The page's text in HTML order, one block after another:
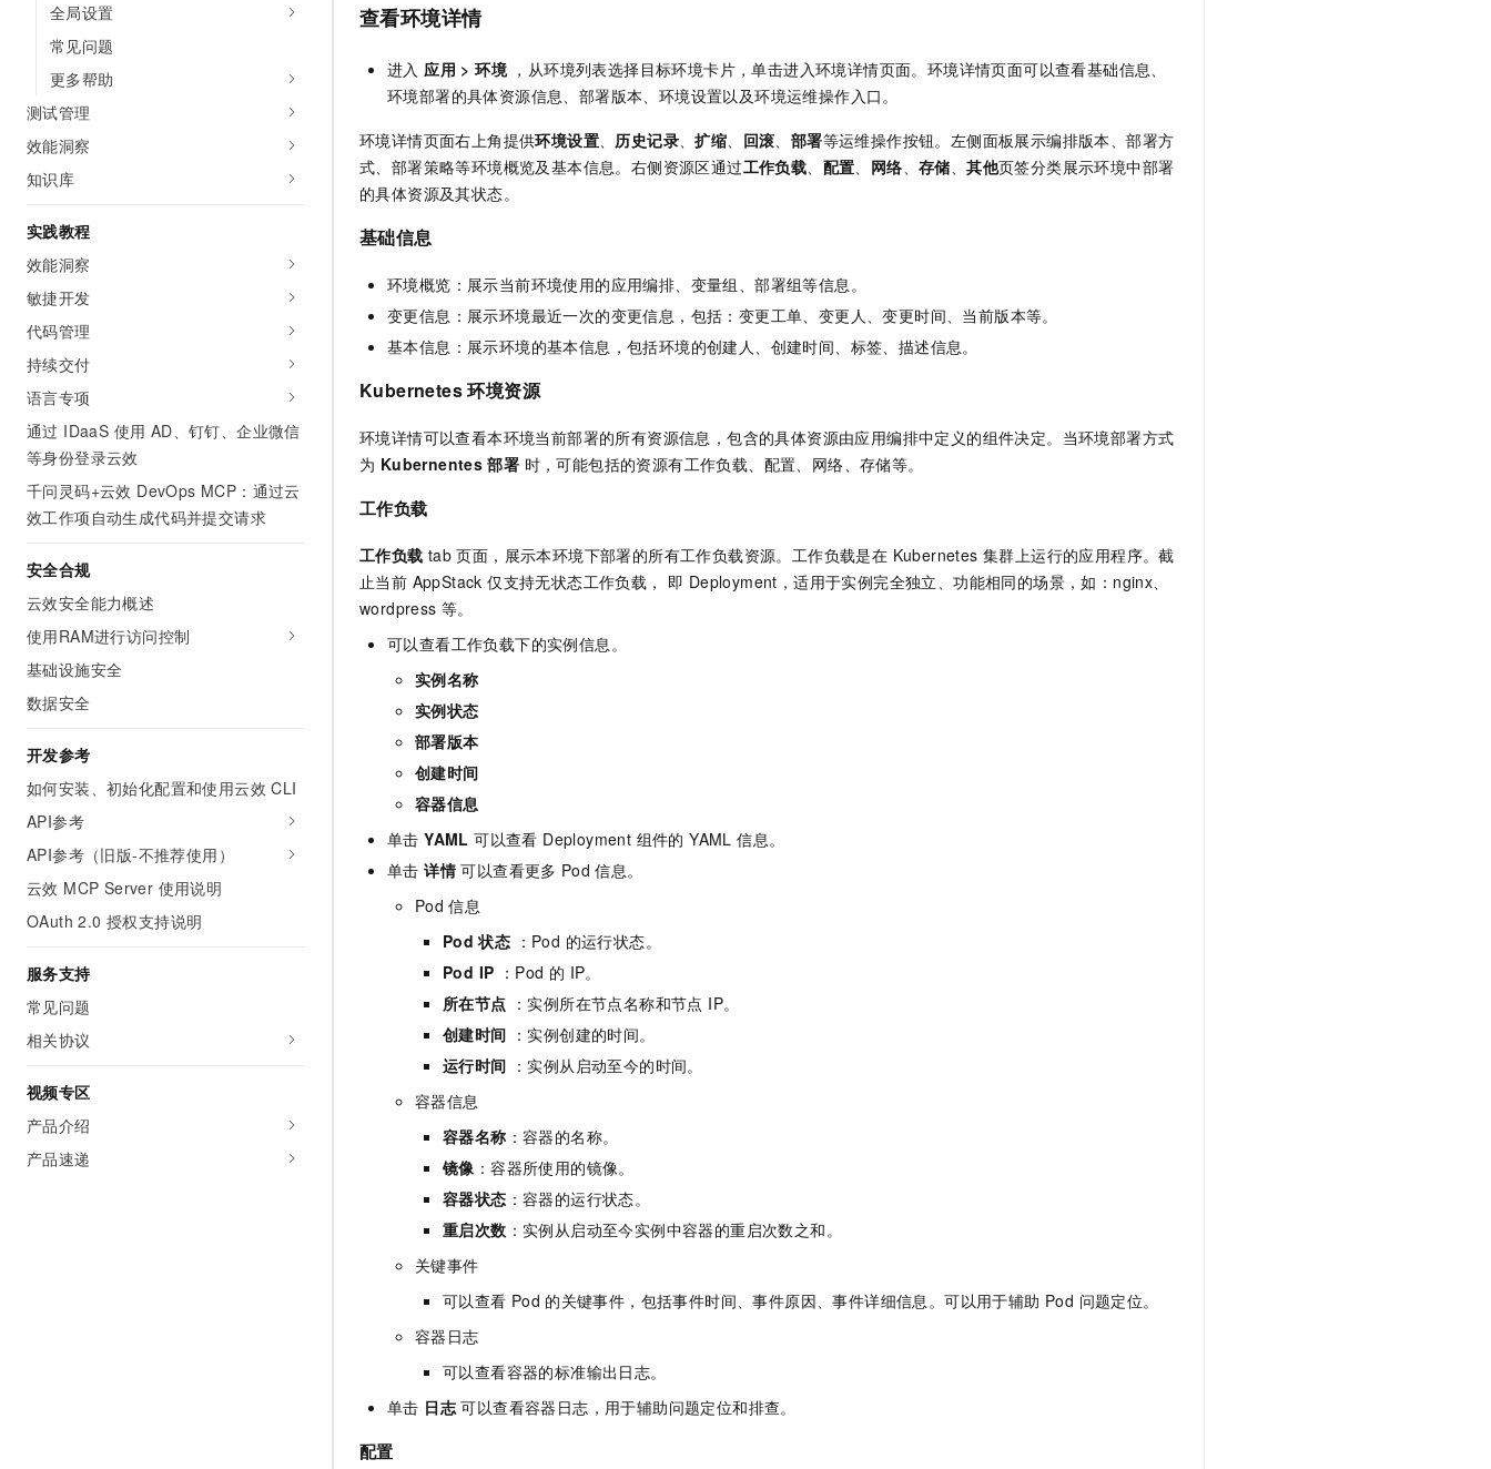
全局设置
常见问题
更多帮助
测试管理
效能洞察
知识库
实践教程
效能洞察
敏捷开发
代码管理
持续交付
语言专项
通过 IDaaS 使用 AD、钉钉、企业微信
等身份登录云效
千问灵码+云效 DevOps MCP：通过云
效工作项自动生成代码并提交请求
安全合规
云效安全能力概述
使用RAM进行访问控制
基础设施安全
数据安全
开发参考
如何安装、初始化配置和使用云效 CLI
API参考
API参考（旧版-不推荐使用）
云效 MCP Server 使用说明
OAuth 2.0 授权支持说明
服务支持
常见问题
相关协议
视频专区
产品介绍
产品速递
查看环境详情
进入应用 >环境，从环境列表选择目标环境卡片，单击进入环境详情页面。环境详情页面可以查看基础信息、
环境部署的具体资源信息、部署版本、环境设置以及环境运维操作入口。
环境详情页面右上角提供环境设置、 历史记录、扩缩、 回滚、 部署等运维操作按钮。左侧面板展示编排版本、部署方
式、部署策略等环境概览及基本信息。右侧资源区通过工作负载、 配置、 网络、存储、其他页签分类展示环境中部署
的具体资源及其状态。
基础信息
环境概览：展示当前环境使用的应用编排、变量组、部署组等信息。
变更信息：展示环境最近一次的变更信息，包括：变更工单、变更人、变更时间、当前版本等。
基本信息：展示环境的基本信息，包括环境的创建人、创建时间、标签、描述信息。
Kubernetes 环境资源
环境详情可以查看本环境当前部署的所有资源信息，包含的具体资源由应用编排中定义的组件决定。当环境部署方式
为 Kubernentes 部署 时，可能包括的资源有工作负载、配置、网络、存储等。
工作负载
工作负载 tab 页面，展示本环境下部署的所有工作负载资源。工作负载是在 Kubernetes 集群上运行的应用程序。截
止当前 AppStack 仅支持无状态工作负载， 即 Deployment，适用于实例完全独立、功能相同的场景，如：nginx、
wordpress 等。
可以查看工作负载下的实例信息。
实例名称
实例状态
部署版本
创建时间
容器信息
单击YAML 可以查看 Deployment 组件的 YAML 信息。
单击详情可以查看更多 Pod 信息。
Pod 信息
Pod 状态 ：Pod 的运行状态。
Pod IP ：Pod 的 IP。
所在节点 ：实例所在节点名称和节点 IP。
创建时间 ：实例创建的时间。
运行时间 ：实例从启动至今的时间。
容器信息
容器名称 ：容器的名称。
镜像 ：容器所使用的镜像。
容器状态 ：容器的运行状态。
重启次数 ：实例从启动至今实例中容器的重启次数之和。
关键事件
可以查看 Pod 的关键事件，包括事件时间、事件原因、事件详细信息。可以用于辅助 Pod 问题定位。
容器日志
可以查看容器的标准输出日志。
单击 日志 可以查看容器日志，用于辅助问题定位和排查。
配置